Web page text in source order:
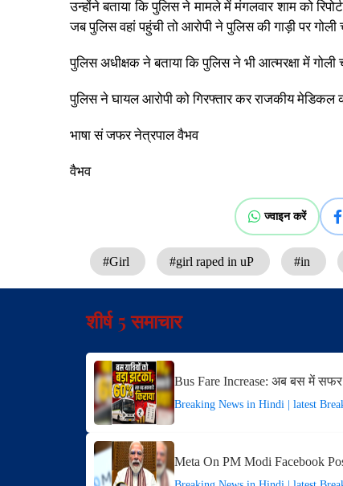
उन्होंने बताया कि पुलिस ने मामले में मंगलवार शाम को
जब पुलिस वहां पहुंची तो आरोपी ने पुलिस की गाड़ी पर गोली
पुलिस अधीक्षक ने बताया कि पुलिस ने भी आत्मरक्षा में
पुलिस ने घायल आरोपी को गिरफ्तार कर राजकीय मेडिकल
भाषा सं जफर नेत्रपाल वैभव
वैभव
ज्वाइन करें
#Girl #girl raped in uP #in
शीर्ष 5 समाचार
Bus Fare Increase: अब बस में
Breaking News in Hindi | latest
Meta On PM Modi Facebook